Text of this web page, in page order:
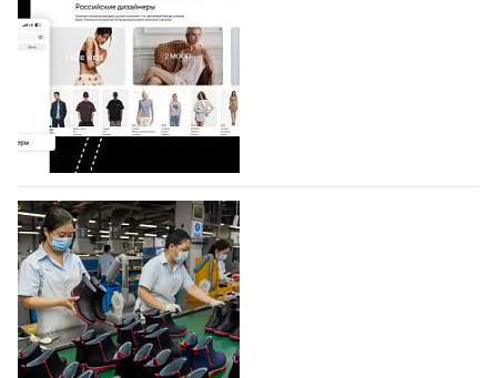
Компания BALLINA Guangzhou Lihuang Footwear
Co., Ltd., основанная в 2011 году и расположенная в
Гуанчжоу, столице моды Китая, является
профессиональной обувной компанией,
объединяющей разработку, производство и…
07.08.2026 451
На платформе Lamoda - новый раздел и
условия продвижения локальных
дизайнерских марок
Российский маркетплейс Lamoda решил обновить
раздел для продажи продукции локальных